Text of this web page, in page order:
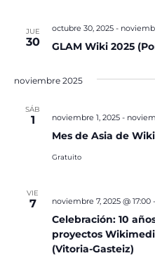
JUE
30 GLAM Wiki 2025
octubre 30, 2025-
noviembre 2025
SÁB
1
Mes de Asia de
noviembre 1, 2025-
Gratuito
VIE
7
Celebración: 10
proyectos
(Vitoria-Gasteiz)
noviembre 7, 2025 @ 17:00-